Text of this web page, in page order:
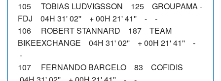
105 TOBIAS LUDVIGSSON 125 GROUPAMA -
FDJ 04H 31' 02'' + 00H 21' 41'' - -
106 ROBERT STANNARD 187 TEAM
BIKEEXCHANGE 04H 31' 02'' + 00H 21' 41'' -
-
107 FERNANDO BARCELO 83 COFIDIS